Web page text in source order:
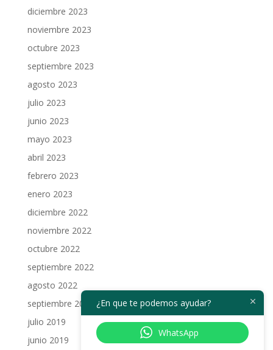
diciembre 2023
noviembre 2023
octubre 2023
septiembre 2023
agosto 2023
julio 2023
junio 2023
mayo 2023
abril 2023
febrero 2023
enero 2023
diciembre 2022
noviembre 2022
octubre 2022
septiembre 2022
agosto 2022
septiembre 2019
julio 2019
junio 2019
¿En que te podemos ayudar?
WhatsApp